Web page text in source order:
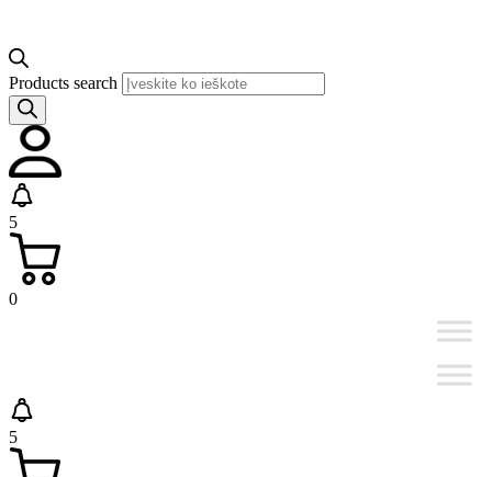
Products search
5
0
5